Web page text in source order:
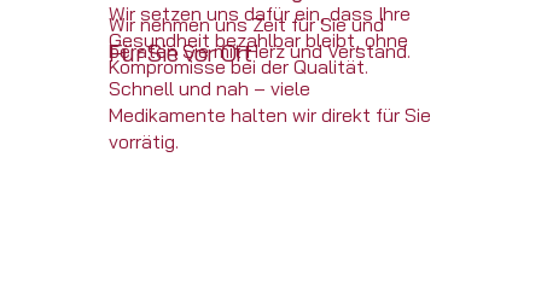
Wir setzen uns dafür ein, dass Ihre
Gesundheit bezahlbar bleibt, ohne
Kompromisse bei der Qualität.
Wir nehmen uns Zeit für Sie und
beraten Sie mit Herz und Verstand.
Für Sie vor Ort
Schnell und nah – viele
Medikamente halten wir direkt für Sie
vorrätig.